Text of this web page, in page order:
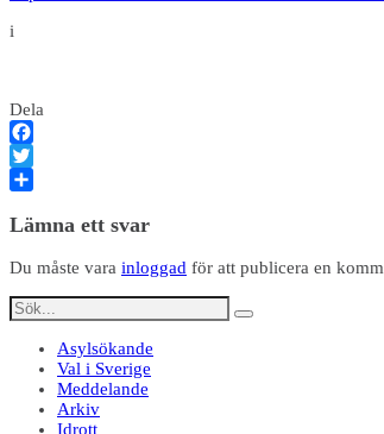
i
Dela
Facebook
Twitter
Lämna ett svar
Du måste vara inloggad för att publicera en
Asylsökande
Val i Sverige
Meddelande
Arkiv
Idrott